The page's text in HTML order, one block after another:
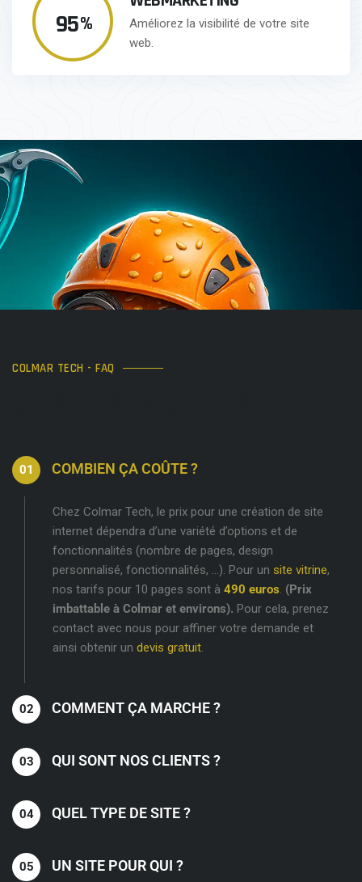
100%
Améliorez la visibilité de votre site
web.
COLMAR TECH - FAQ
COMBIEN ÇA COÛTE ?
Chez Colmar Tech, le prix pour une création de site
internet dépendra d’une variété d’options et de
fonctionnalités (nombre de pages, design
personnalisé, fonctionnalités, …). Pour un site vitrine,
nos tarifs pour 10 pages sont à 490 euros. (Prix
imbattable à Colmar et environs). Pour cela, prenez
contact avec nous pour affiner votre demande et
ainsi obtenir un devis gratuit.
COMMENT ÇA MARCHE ?
QUI SONT NOS CLIENTS ?
QUEL TYPE DE SITE ?
UN SITE POUR QUI ?